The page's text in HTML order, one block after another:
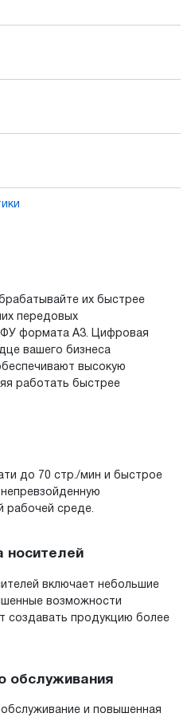
их быстрее
передовых
формата A3. Цифровая
вашего бизнеса
высокую
работать быстрее
до 70 стр./мин и быстрое
рабочей среде.
носителей
включает небольшие
возможности
создавать продукцию более
обслуживания
и повышенная